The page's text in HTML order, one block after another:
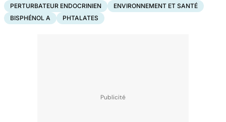
PERTURBATEUR ENDOCRINIEN
ENVIRONNEMENT ET SANTÉ
BISPHÉNOL A
PHTALATES